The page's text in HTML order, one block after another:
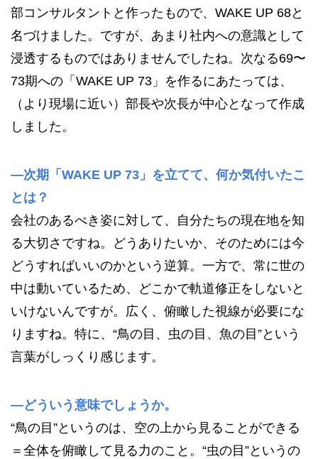
部コンサルタントと作ったもので、WAKE UP 68と
名づけました。ですが、あまり社内への意識として
浸透するものではありませんでしたね。次なる69〜
73期への「WAKE UP 73」を作るにあたっては、
（より現場に近い）部長や次長が中心となって作成
しました。
—次期「WAKE UP 73」を立てて、何か気付いたこ
とは？
会社のあるべき姿に対して、自分たちの現在地を知
る大切さですね。どうありたいか、そのためには今
どうすればいいのかという逆算。一方で、常に世の
中は動いているため、どこかで軌道修正をしないと
いけないんですが。広く、俯瞰した視線が必要にな
りますね。特に、“鳥の目、虫の目、魚の目”という
言葉がしっくり感じます。
—どういう意味でしょうか。
“鳥の目”というのは、空の上から見ることができる
＝全体を俯瞰して見る力のこと。“虫の目”というの